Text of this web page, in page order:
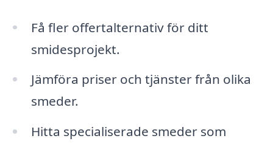
Få fler offertalternativ för ditt
smidesprojekt.
Jämföra priser och tjänster från olika
smeder.
Hitta specialiserade smeder som